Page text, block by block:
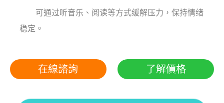
可通过听音乐、阅读等方式缓解压力，保持情绪
稳定。
在線諮詢 了解價格